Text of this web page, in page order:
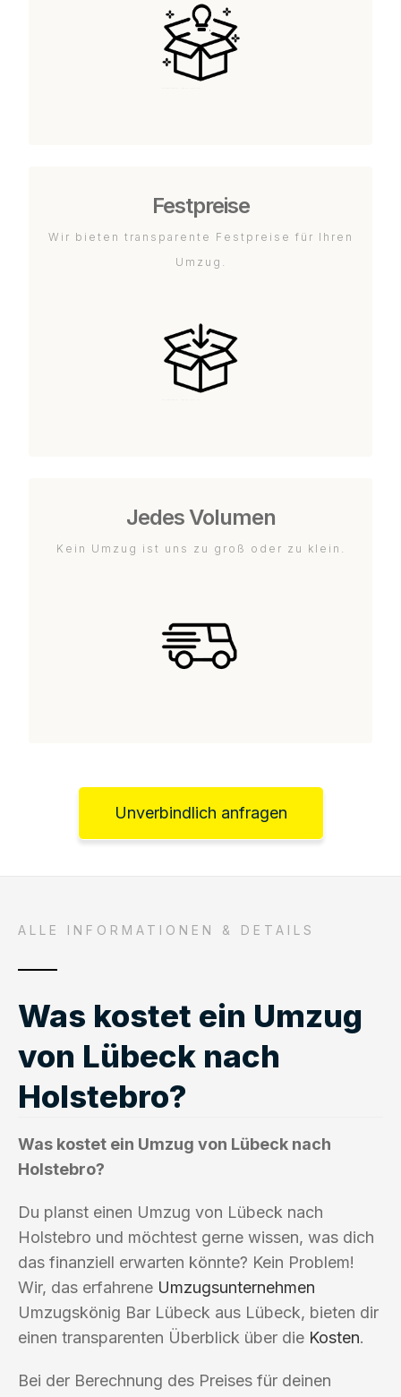
Festpreise
Wir bieten transparente Festpreise für Ihren
Umzug.
Jedes Volumen
Kein Umzug ist uns zu groß oder zu klein.
Unverbindlich anfragen
ALLE INFORMATIONEN & DETAILS
Was kostet ein Umzug
von Lübeck nach
Holstebro?
Was kostet ein Umzug von Lübeck nach
Holstebro?
Du planst einen Umzug von Lübeck nach
Holstebro und möchtest gerne wissen, was dich
das finanziell erwarten könnte? Kein Problem!
Wir, das erfahrene Umzugsunternehmen
Umzugskönig Bar Lübeck aus Lübeck, bieten dir
einen transparenten Überblick über die Kosten.
Bei der Berechnung des Preises für deinen